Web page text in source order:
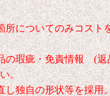
所についてのみコスト
の瑕疵・免責情報 (返
。
し独自の形状等を採用